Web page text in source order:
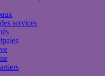
services